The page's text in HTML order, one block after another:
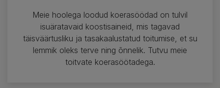
Meie hoolega loodud koerasöödad on tulvil
isuäratavaid koostisaineid, mis tagavad
täisväärtusliku ja tasakaalustatud toitumise, et su
lemmik oleks terve ning õnnelik. Tutvu meie
toitvate koerasöötadega.